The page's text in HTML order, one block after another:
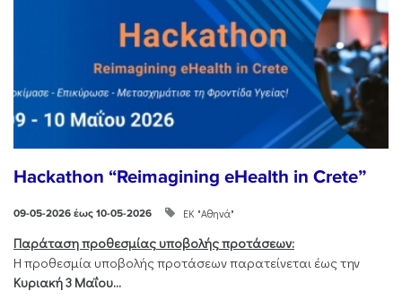
Hackathon “Reimagining eHealth in Crete”
09-05-2026 έως 10-05-2026 ΕΚ "Αθηνά"
Παράταση προθεσμίας υποβολής προτάσεων:
Η προθεσμία υποβολής προτάσεων παρατείνεται έως την
Κυριακή 3 Μαΐου...